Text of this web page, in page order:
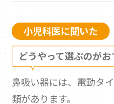
小児科医に聞いた
どうやって選ぶのがお
鼻吸い器には、電動タ
類があります。